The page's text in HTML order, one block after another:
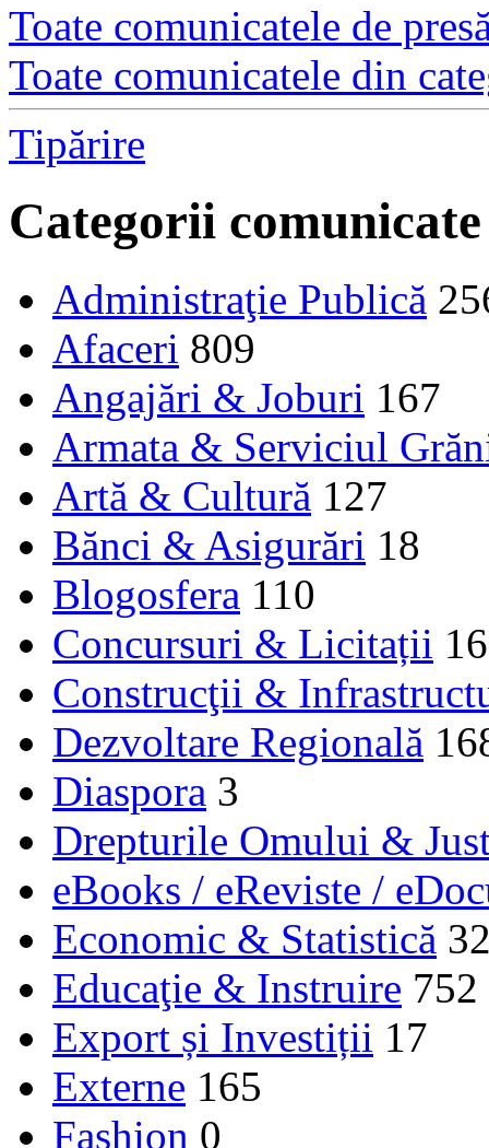
Toate comunicatele de
Toate comunicatele din
Tipărire
Categorii comunicate
Administraţie Publică
Afaceri 809
Angajări & Joburi 167
Armata & Serviciul
Artă & Cultură 127
Bănci & Asigurări 18
Blogosfera 110
Concursuri & Licitații 16
Construcţii &
Dezvoltare Regională
Diaspora 3
Drepturile Omului &
eBooks / eReviste /
Economic & Statistică
Educaţie & Instruire 752
Export și Investiții 17
Externe 165
Fashion 0